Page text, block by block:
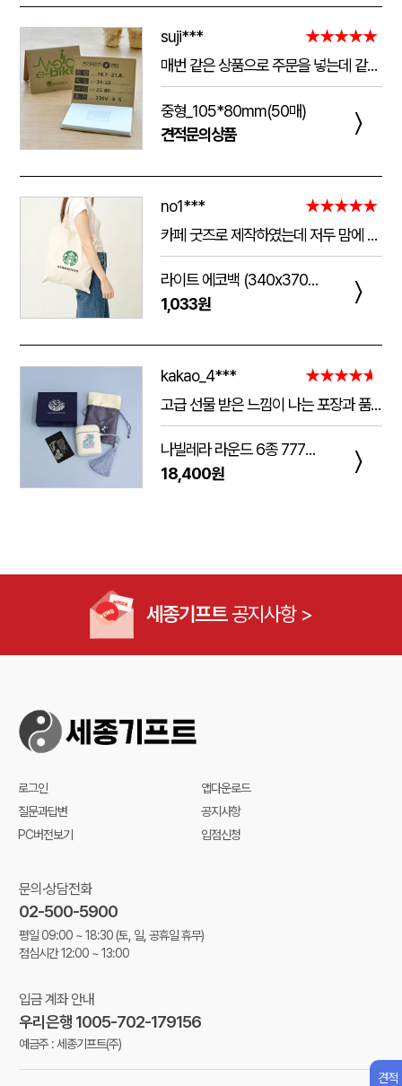
suji***
★★★★★
매번 같은 상품으로 주문을 넣는데 같은 품질로 받을 수 있어서 좋습니다. 배송 기간도 적당히 잘오는거 같아요. 앞으로도 계속 이용할꺼 같습니다. 지금과 같은 품질로 유지해주세요!!
중형_105*80mm(50매)
견적문의상품
〉
no1***
★★★★★
카페 굿즈로 제작하였는데 저두 맘에 들고 손님들도 맘에 들어하세요. 저두 매일 들고 다니는데 탄탄해서 좋아요.가격도 맘에 들어서 벌써 3번째 주문했어요.진행 과정에 있어서도 상담 직원분들 세심하고 친절하세요.
라이트 에코백 (340x370mm)
1,033원
〉
kakao_4***
★★★★★
고급 선물 받은 느낌이 나는 포장과 품질.
주는 사람도 받는 사람도 만족 스러운 제품 입니다.
다만 아쉬운 점은 조립이 덜되어 있는 것이 간혹 있습니다.
케이스가 빠지는 현상이 좀 있는데, 조립할때 신경써서 해주시면 더 좋은 인상이 남을 것 같습니다.
나빌레라 라운드 6종 777쓰리세븐 손톱깎이 호작도 까치호랑이 네일케어세트
18,400원
〉
세종기프트공지사항 >
로그인
앱다운로드
질문과답변
공지사항
PC버전보기
입점신청
문의·상담전화
02-500-5900
평일 09:00 ~ 18:30(토, 일, 공휴일 휴무)
점심시간 12:00 ~ 13:00
입금 계좌 안내
우리은행 1005-702-179156
예금주 : 세종기프트(주)
견적